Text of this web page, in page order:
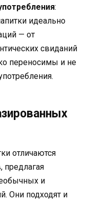
:
идеально
— от
свиданий
переносимы и не
отличаются
предлагая
и
Они подходят и